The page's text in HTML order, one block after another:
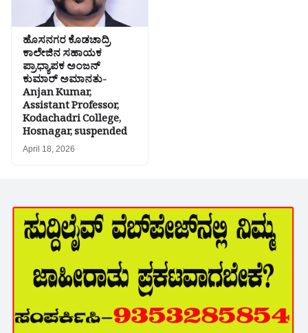
ಹೊಸನಗರ ಕೊಡಚಾದ್ರಿ
ಕಾಲೇಜಿನ ಸಹಾಯಕ
ಪ್ರಾಧ್ಯಾಪಕ ಅಂಜನ್
ಕುಮಾರ್ ಅಮಾನತು-
Anjan Kumar,
Assistant Professor,
Kodachadri College,
Hosnagar, suspended
April 18, 2026